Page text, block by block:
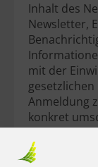
Inhalt des
Newsletter,
mit der
Anmeldung
konkret
Einwilligung
enthalten
unseren